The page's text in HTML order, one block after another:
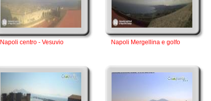
Napoli centro - Vesuvio Napoli Mergellina e golfo